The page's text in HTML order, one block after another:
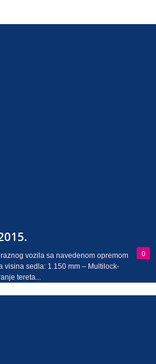
0
vozila sa navedenom opremom
visina sedla: 1.150 mm – Multilock-
tereta...